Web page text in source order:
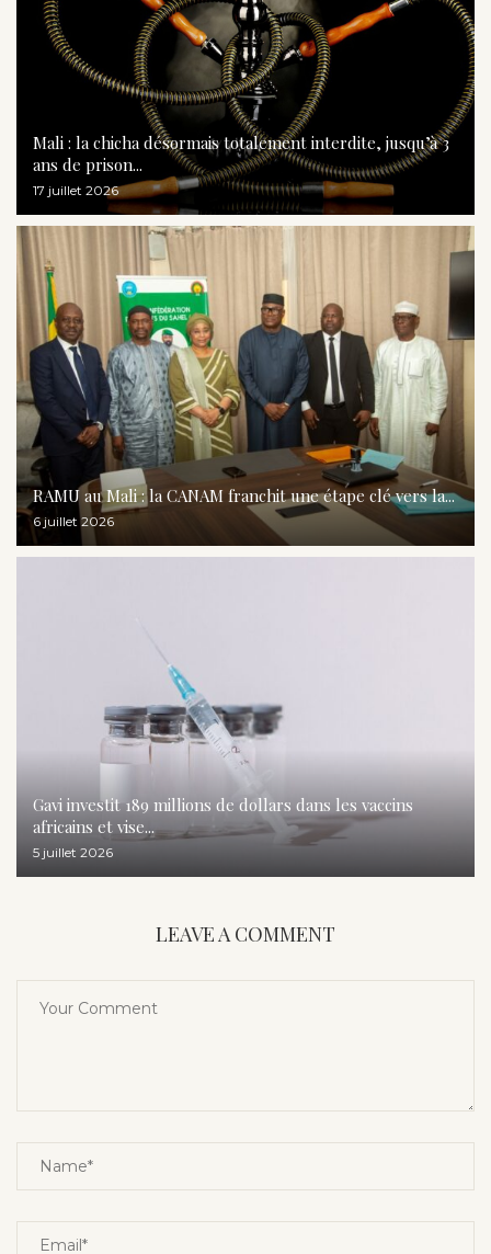
Mali : la chicha désormais totalement interdite, jusqu’à 3
ans de prison...
17 juillet 2026
RAMU au Mali : la CANAM franchit une étape clé vers la...
6 juillet 2026
Gavi investit 189 millions de dollars dans les vaccins
africains et vise...
5 juillet 2026
LEAVE A COMMENT